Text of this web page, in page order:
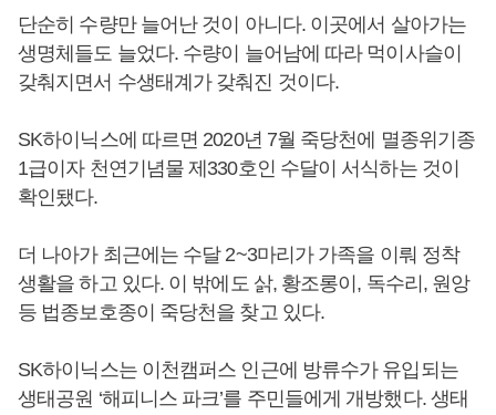
단순히 수량만 늘어난 것이 아니다. 이곳에서 살아가는
생명체들도 늘었다. 수량이 늘어남에 따라 먹이사슬이
갖춰지면서 수생태계가 갖춰진 것이다.
SK하이닉스에 따르면 2020년 7월 죽당천에 멸종위기종
1급이자 천연기념물 제330호인 수달이 서식하는 것이
확인됐다.
더 나아가 최근에는 수달 2~3마리가 가족을 이뤄 정착
생활을 하고 있다. 이 밖에도 삵, 황조롱이, 독수리, 원앙
등 법종보호종이 죽당천을 찾고 있다.
SK하이닉스는 이천캠퍼스 인근에 방류수가 유입되는
생태공원 ‘해피니스 파크’를 주민들에게 개방했다. 생태